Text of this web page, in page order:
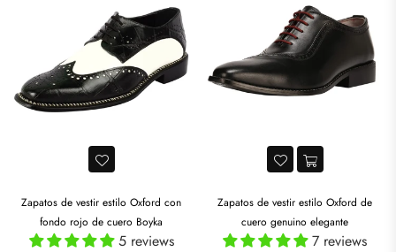
Zapatos de vestir estilo Oxford con
fondo rojo de cuero Boyka
5 reviews
Zapatos de vestir estilo Oxford de
cuero genuino elegante
7 reviews